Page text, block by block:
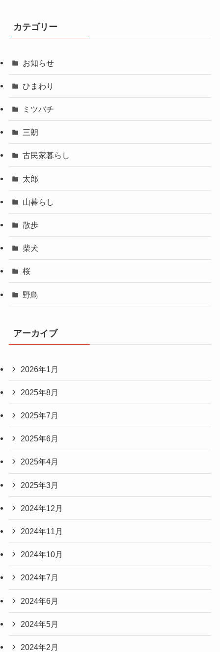
カテゴリー
お知らせ
ひまわり
ミツバチ
三朗
古民家暮らし
太郎
山暮らし
散歩
柴犬
桜
野鳥
アーカイブ
2026年1月
2025年8月
2025年7月
2025年6月
2025年4月
2025年3月
2024年12月
2024年11月
2024年10月
2024年7月
2024年6月
2024年5月
2024年2月